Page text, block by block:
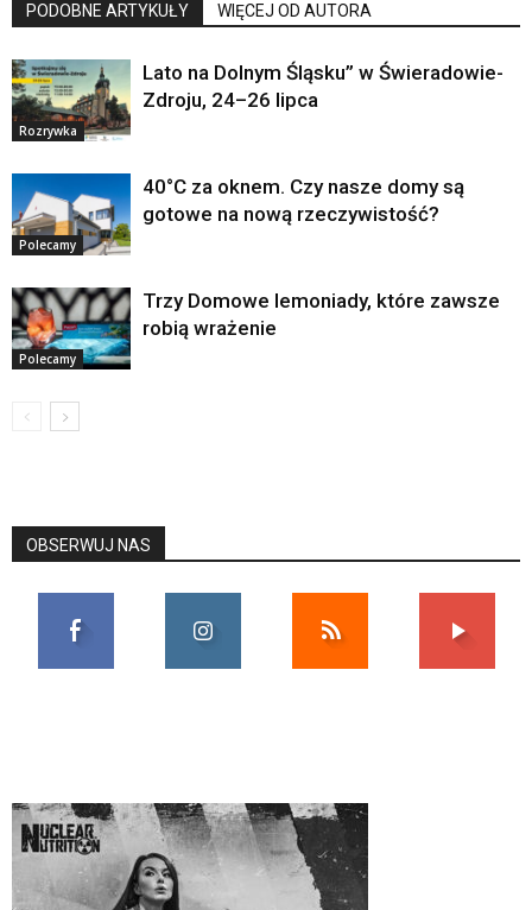
PODOBNE ARTYKUŁY WIĘCEJ OD AUTORA
Rozrywka
Lato na Dolnym Śląsku” w Świeradowie-
Zdroju, 24–26 lipca
Polecamy
40°C za oknem. Czy nasze domy są
gotowe na nową rzeczywistość?
Polecamy
Trzy Domowe lemoniady, które zawsze
robią wrażenie
OBSERWUJ NAS